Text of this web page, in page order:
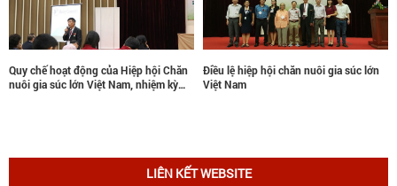
Điều lệ hiệp hội chăn nuôi gia súc lớn
Việt Nam
Kết luận của ban thường vụ hiệp hội
chăn nuôi gia súc lớn Việt Nam ( Phiên
LIÊN KẾT WEBSITE